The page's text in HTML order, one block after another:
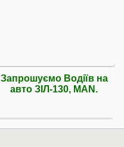
Запрошуємо Водiїв на
авто ЗIЛ-130, MAN.